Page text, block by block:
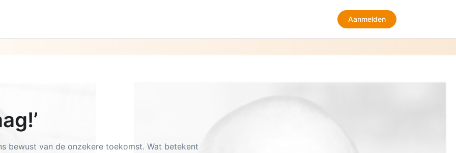
Aanmelden
bewust van de onzekere toekomst. Wat betekent